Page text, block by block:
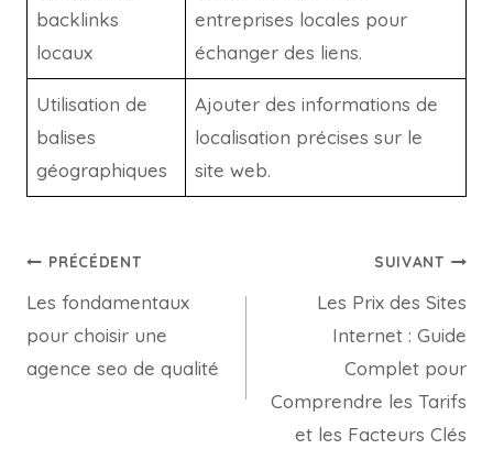
backlinks
locaux
entreprises locales pour
échanger des liens.
Utilisation de
balises
géographiques
Ajouter des informations de
localisation précises sur le
site web.
PRÉCÉDENT
Les fondamentaux
pour choisir une
agence seo de qualité
SUIVANT
Les Prix des Sites
Internet : Guide
Complet pour
Comprendre les Tarifs
et les Facteurs Clés